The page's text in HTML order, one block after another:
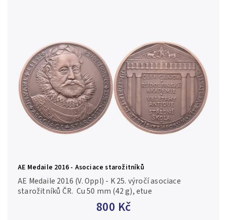
AE Medaile 2016 - Asociace starožitníků
800 Kč
AE Medaile 2016 (V. Oppl) - K 25. výročí asociace
starožitníků ČR. Cu 50 mm (42 g), etue